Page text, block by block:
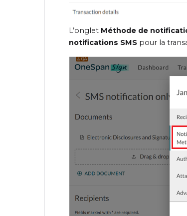
L’onglet Méthode de
notifications SMS pour la